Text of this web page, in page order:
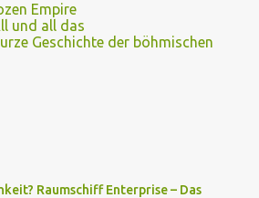
Empire
und all das
Geschichte der böhmischen
Raumschiff Enterprise – Das